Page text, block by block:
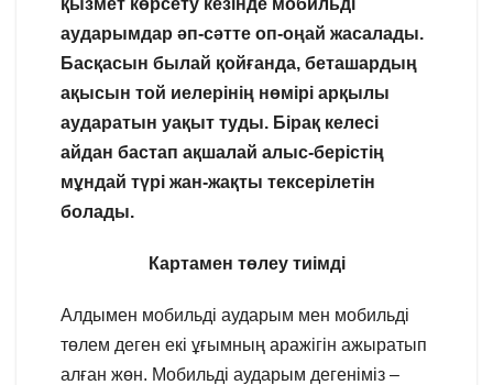
қызмет көрсету кезінде мобильді
аударымдар әп-сәтте оп-оңай жасалады.
Басқасын былай қойғанда, беташардың
ақысын той иелерінің нөмірі арқылы
аударатын уақыт туды. Бірақ келесі
айдан бастап ақшалай алыс-берістің
мұндай түрі жан-жақты тексерілетін
болады.
Картамен төлеу тиімді
Алдымен мобильді аударым мен мобильді
төлем деген екі ұғымның аражігін ажыратып
алған жөн. Мобильді аударым дегеніміз –